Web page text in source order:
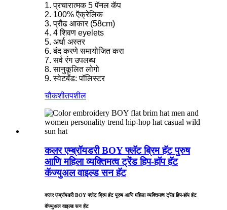
1. प्रचारात्मक 5 पॅनल कॅप
2. 100% ऍक्रेलिक
3. प्रौढ आकार (58cm)
4. 4 शिवण eyelets
5. अर्धा अस्तर
6. बंद करणे समायोजित करा
7. सर्व रंग उपलब्ध
8. सानुकूलित लोगो
9. स्वेटबँड: पॉलिस्टर
चौकशीतपशील
कलर एम्ब्रॉयडरी BOY फ्लॅट ब्रिम हॅट पुरुष
आणि महिला व्यक्तिमत्व ट्रेंड हिप-हॉप हॅट
कॅज्युअल वाइल्ड सन हॅट
कलर एम्ब्रॉयडरी BOY फ्लॅट ब्रिम हॅट पुरुष आणि महिला व्यक्तिमत्व ट्रेंड हिप-हॉप हॅट
कॅज्युअल वाइल्ड सन हॅट